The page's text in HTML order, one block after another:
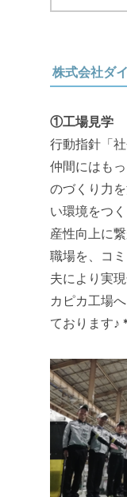
株式会社ダ
①工場見学
行動指針「
仲間にはも
のづくり力
い環境をつ
産性向上に
職場を、コ
夫により実
カピカ工場
ております♪